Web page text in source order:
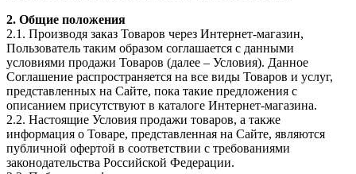
2. Общие положения
2.1. Производя заказ Товаров через Интернет-магазин,
Пользователь таким образом соглашается с данными
условиями продажи Товаров (далее – Условия). Данное
Соглашение распространяется на все виды Товаров и услуг,
представленных на Сайте, пока такие предложения с
описанием присутствуют в каталоге Интернет-магазина.
2.2. Настоящие Условия продажи товаров, а также
информация о Товаре, представленная на Сайте, являются
публичной офертой в соответствии с требованиями
законодательства Российской Федерации.